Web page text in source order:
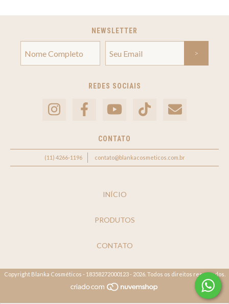
NEWSLETTER
REDES SOCIAIS
CONTATO
(11) 4266-1196 contato@blankacosmeticos.com.br
INÍCIO
PRODUTOS
CONTATO
Copyright Blanka Cosméticos - 18358272000123 - 2026. Todos os direitos reservados.